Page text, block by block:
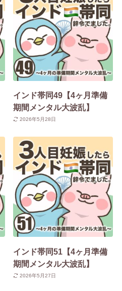
インド帯同49【4ヶ月準備
期間メンタル大波乱】
2026年5月28日
インド帯同51【4ヶ月準備
期間メンタル大波乱】
2026年5月27日